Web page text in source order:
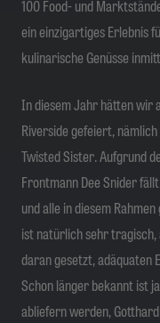
100 Food- und
ein einzigartiges Erlebnis
kulinarische Genüsse
In diesem Jahr hätten wir
Riverside gefeiert,
Twisted Sister. Aufgrund
Frontmann Dee Snider
und alle in diesem
ist natürlich sehr
daran gesetzt, adäquaten
Schon länger bekannt ist
abliefern werden,